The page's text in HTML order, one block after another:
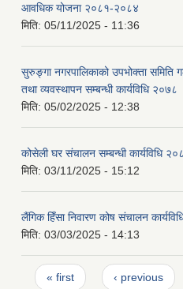
आवधिक योजना २०८१-२०८४
मिति: 05/11/2025 - 11:36
सुरुङ्गा नगरपालिकाको उपभोक्ता समिति
तथा व्यवस्थापन सम्बन्धी कार्यविधि २०७८
मिति: 05/02/2025 - 12:38
कोसेली घर संचालन सम्बन्धी कार्यविधि
मिति: 03/11/2025 - 15:12
लैंगिक हिँसा निवारण कोष संचालन
मिति: 03/03/2025 - 14:13
Pages
« first ‹ previous